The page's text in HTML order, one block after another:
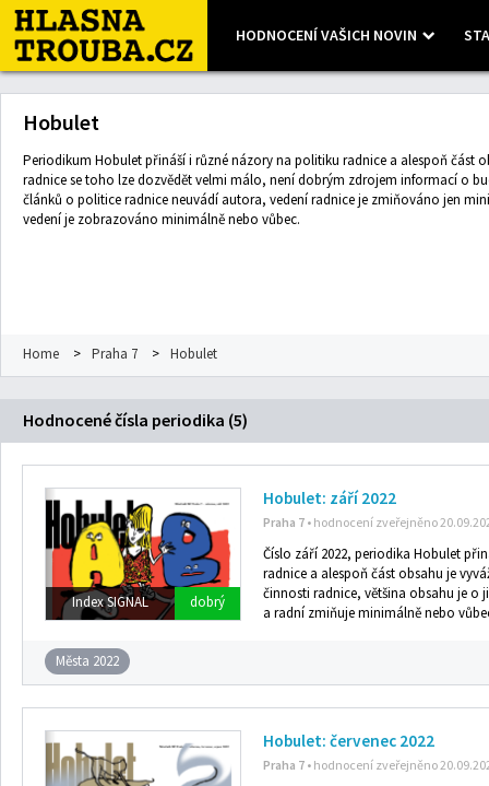
HODNOCENÍ VAŠICH NOVIN
Leaflet| Map data ©OpenStreetMap contributors, Imagery © Mapbox
Hobulet
Periodikum Hobulet přináší i různé názory na politiku radnice a alespoň část
radnice se toho lze dozvědět velmi málo, není dobrým zdrojem informací o
článků o politice radnice neuvádí autora, vedení radnice je zmiňováno jen
vedení je zobrazováno minimálně nebo vůbec.
Home > Praha 7 > Hobulet
Hodnocené čísla periodika (5)
Index SIGNAL dobrý
Hobulet: září 2022
Praha 7 • hodnocení zveřejněno
Číslo září 2022, periodika Hobulet
radnice a alespoň část obsahu je
činnosti radnice, většina obsahu je o
a radní zmiňuje minimálně nebo
Města 2022
Hobulet: červenec 2022
Praha 7 • hodnocení zveřejněno